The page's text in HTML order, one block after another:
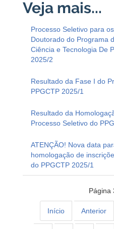
Processo Seletivo para
Doutorado do Programa
Ciência e Tecnologia De
2025/2
Resultado da Fase I do
PPGCTP 2025/1
Resultado da
Processo Seletivo do
ATENÇÃO! Nova data
homologação de
do PPGCTP 2025/1
Página
Início Anterior